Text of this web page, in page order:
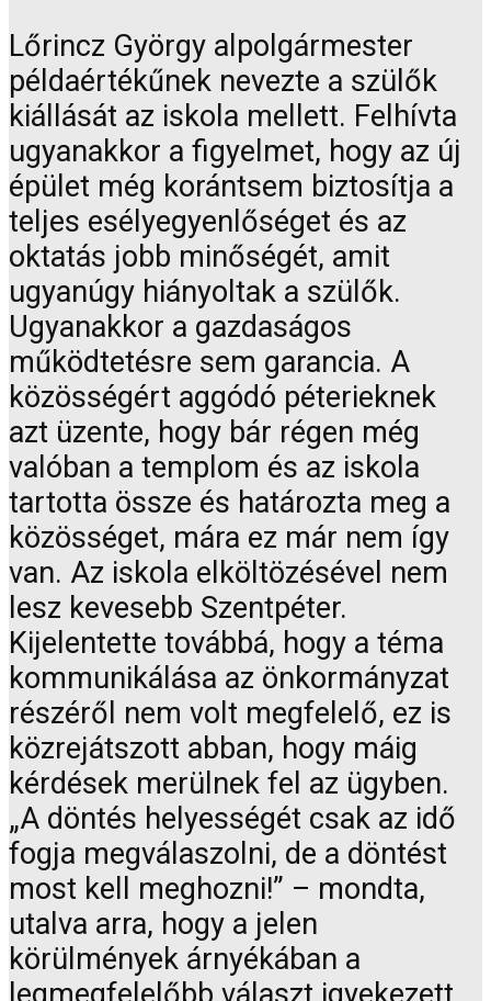
Lőrincz György alpolgármester
példaértékűnek nevezte a szülők
kiállását az iskola mellett. Felhívta
ugyanakkor a figyelmet, hogy az új
épület még korántsem biztosítja a
teljes esélyegyenlőséget és az
oktatás jobb minőségét, amit
ugyanúgy hiányoltak a szülők.
Ugyanakkor a gazdaságos
működtetésre sem garancia. A
közösségért aggódó péterieknek
azt üzente, hogy bár régen még
valóban a templom és az iskola
tartotta össze és határozta meg a
közösséget, mára ez már nem így
van. Az iskola elköltözésével nem
lesz kevesebb Szentpéter.
Kijelentette továbbá, hogy a téma
kommunikálása az önkormányzat
részéről nem volt megfelelő, ez is
közrejátszott abban, hogy máig
kérdések merülnek fel az ügyben.
„A döntés helyességét csak az idő
fogja megválaszolni, de a döntést
most kell meghozni!” – mondta,
utalva arra, hogy a jelen
körülmények árnyékában a